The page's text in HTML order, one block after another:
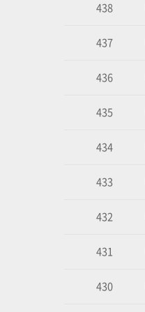
438
437
436
435
434
433
432
431
430